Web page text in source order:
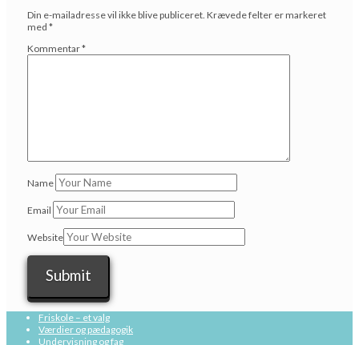
Din e-mailadresse vil ikke blive publiceret. Krævede felter er markeret
med *
Kommentar*
Name
Email
Website
Friskole – et valg
Værdier og pædagogik
Undervisning og fag